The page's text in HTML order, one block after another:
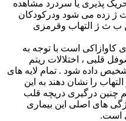
پذیری یا سردرد مشاهده
ژ زده می شود ودرکودکان
ث ژ التهاب وقرمزی
کاوازاکی است با توجه به
قلبی ، اختلالات ریتم
داده شود . تمام لایه های
را نشان دهند به این
چنین درگیری دریچه قلب
های اصلی این بیماری
است.